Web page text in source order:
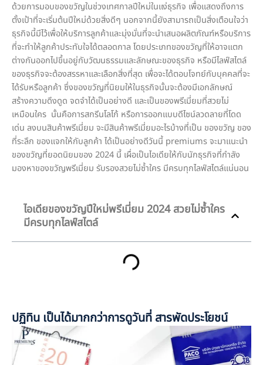
ด้วยการมอบของขวัญในช่วงเทศกาลปีใหม่ในแง่ธุรกิจ เพื่อแสดงถึงการ
ตั้งเป้าที่จะเริ่มต้นปีใหม่ด้วยสิ่งดีๆ นอกจากนี้ยังสามารถเป็นสิ่งเตือนใจว่า
ธุรกิจนี้มีไว้เพื่อให้บริการลูกค้าและมุ่งมั่นที่จะนำเสนอผลิตภัณฑ์หรือบริการ
ที่จะทำให้ลูกค้าประทับใจได้ตลอดกาล โดยประเภทของขวัญที่ให้อาจแตก
ต่างกันออกไปขึ้นอยู่กับวัฒนธรรมและลักษณะของธุรกิจ หรือมีไลฟ์สไตล์
ของธุรกิจจะต้องสรรหาและเลือกสิ่งที่สุด เพื่อจะได้ตอบโจทย์กับบุคคลที่จะ
ได้รับหรือลูกค้า ซึ่งของขวัญที่นิยมให้ในธุรกิจนั้นจะต้องมีเอกลักษณ์
สร้างความดึงดูด จดจำได้เป็นอย่างดี และเป็นของพรีเมี่ยมที่สวยไม่
เหมือนใคร นั้นคือการสกรีนโลโก้ หรือการออกแบบดีไซน์ลวดลายที่โดด
เด่น ลงบนสินค้าพรีเมี่ยม จะมีสินค้าพรีเมี่ยมอะไรบ้างที่เป็น ของขวัญ ของ
ที่ระลึก ของแจกให้กับลูกค้า ได้เป็นอย่างดีวันนี้ premiums จะมาแนะนำ
ของขวัญที่ยอดนิยมของ 2024 นี้ เผื่อเป็นไอเดียให้กับนักธุรกิจที่กำลัง
มองหาของขวัญพรีเมี่ยม รับรองสวยไม่ซ้ำใคร มีครบทุกไลฟ์สไตล์แน่นอน
ไอเดียของขวัญปีใหม่พรีเมี่ยม 2024 สวยไม่ซ้ำใคร
มีครบทุกไลฟ์สไตล์
ปฏิทิน เป็นได้มากกว่าการดูวันที่ สารพัดประโยชน์